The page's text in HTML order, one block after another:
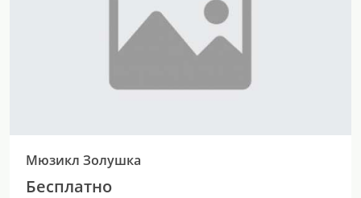
Мюзикл Золушка
Бесплатно